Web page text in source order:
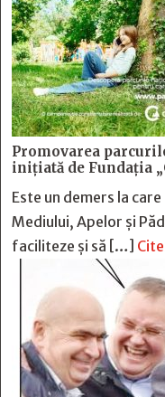
Promovarea
inițiată de Fundația
Este un demers la
Mediului, Apelor și
faciliteze și să […]